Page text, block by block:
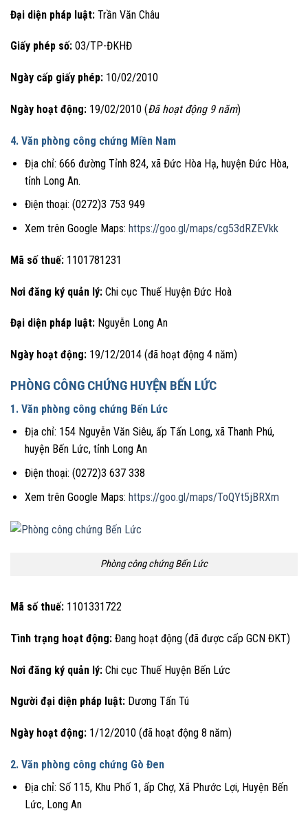
Đại diện pháp luật: Trần Văn Châu
Giấy phép số: 03/TP-ĐKHĐ
Ngày cấp giấy phép: 10/02/2010
Ngày hoạt động: 19/02/2010 (Đã hoạt động 9 năm)
4. Văn phòng công chứng Miền Nam
Địa chỉ: 666 đường Tỉnh 824, xã Đức Hòa Hạ, huyện Đức Hòa,
tỉnh Long An.
Điện thoại: (0272)3 753 949
Xem trên Google Maps: https://goo.gl/maps/cg53dRZEVkk
Mã số thuế: 1101781231
Nơi đăng ký quản lý: Chi cục Thuế Huyện Đức Hoà
Đại diện pháp luật: Nguyễn Long An
Ngày hoạt động: 19/12/2014 (đã hoạt động 4 năm)
PHÒNG CÔNG CHỨNG HUYỆN BẾN LỨC
1. Văn phòng công chứng Bến Lức
Địa chỉ: 154 Nguyễn Văn Siêu, ấp Tấn Long, xã Thanh Phú,
huyện Bến Lức, tỉnh Long An
Điện thoại: (0272)3 637 338
Xem trên Google Maps: https://goo.gl/maps/ToQYt5jBRXm
Phòng công chứng Bến Lức
Mã số thuế: 1101331722
Tình trạng hoạt động: Đang hoạt động (đã được cấp GCN ĐKT)
Nơi đăng ký quản lý: Chi cục Thuế Huyện Bến Lức
Người đại diện pháp luật: Dương Tấn Tú
Ngày hoạt động: 1/12/2010 (đã hoạt động 8 năm)
2. Văn phòng công chứng Gò Đen
Địa chỉ: Số 115, Khu Phố 1, ấp Chợ, Xã Phước Lợi, Huyện Bến
Lức, Long An